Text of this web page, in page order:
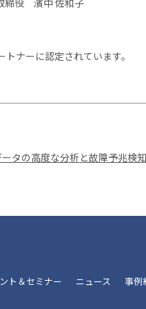
締役 濱中 佐和子
ナーに認定されています。
タの高度な分析と故障予兆検
ト＆セミナー ニュース 事例